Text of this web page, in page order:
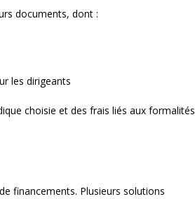
documents, dont :
les dirigeants
choisie et des frais liés aux formalités
financements. Plusieurs solutions